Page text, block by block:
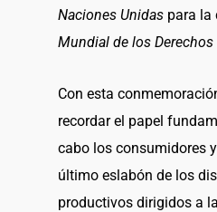
Naciones Unidas para la
Mundial de los
Con esta
recordar el papel
cabo los consumidores
último eslabón de los
productivos dirigidos a